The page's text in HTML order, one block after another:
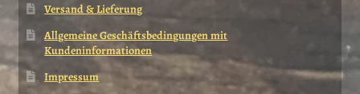
Versand & Lieferung
Allgemeine Geschäftsbedingungen mit
Kundeninformationen
Impressum